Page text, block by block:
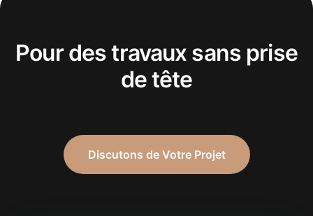
Pour des travaux sans prise
de tête
Discutons de Votre Projet